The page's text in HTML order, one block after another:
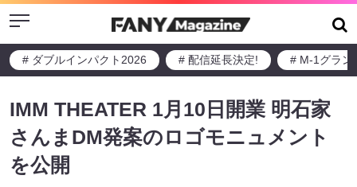
Menu
# ダブルインパクト2026 # 配信延長決定! # M-1グラン
IMM THEATER 1月10日開業 明石家
さんまDM発案のロゴモニュメント
を公開